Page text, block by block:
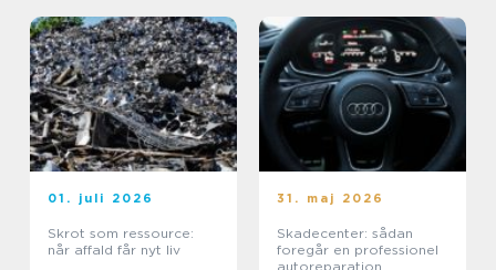
01. juli 2026
Skrot som ressource:
når affald får nyt liv
31. maj 2026
Skadecenter: sådan
foregår en professionel
autoreparation